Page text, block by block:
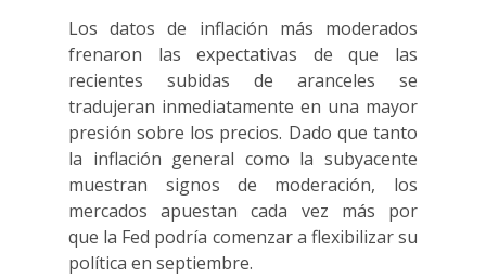
Los datos de inflación más moderados
frenaron las expectativas de que las
recientes subidas de aranceles se
tradujeran inmediatamente en una mayor
presión sobre los precios. Dado que tanto
la inflación general como la subyacente
muestran signos de moderación, los
mercados apuestan cada vez más por
que la Fed podría comenzar a flexibilizar su
política en septiembre.